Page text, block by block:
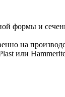
формы и
на
или